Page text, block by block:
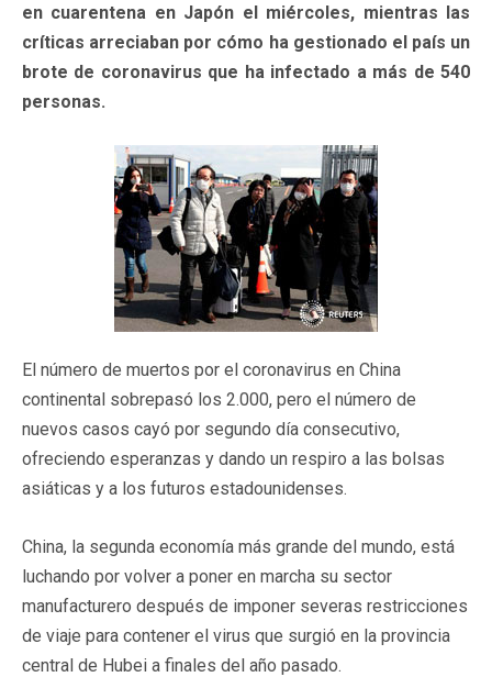
en cuarentena en Japón el miércoles, mientras las
críticas arreciaban por cómo ha gestionado el país un
brote de coronavirus que ha infectado a más de 540
personas.
El número de muertos por el coronavirus en China
continental sobrepasó los 2.000, pero el número de
nuevos casos cayó por segundo día consecutivo,
ofreciendo esperanzas y dando un respiro a las bolsas
asiáticas y a los futuros estadounidenses.
China, la segunda economía más grande del mundo, está
luchando por volver a poner en marcha su sector
manufacturero después de imponer severas restricciones
de viaje para contener el virus que surgió en la provincia
central de Hubei a finales del año pasado.